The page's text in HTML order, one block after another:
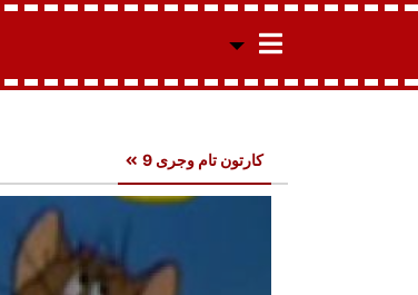
کارتون تام وجری 9